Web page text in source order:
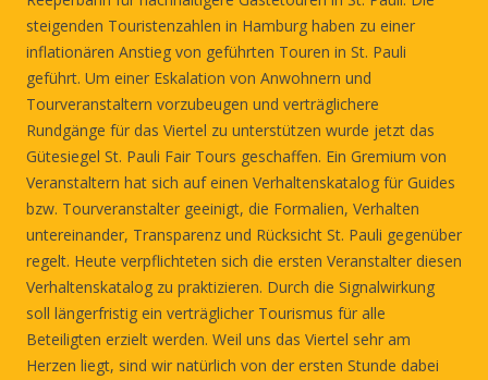
steigenden Touristenzahlen in Hamburg haben zu einer
inflationären Anstieg von geführten Touren in St. Pauli
geführt. Um einer Eskalation von Anwohnern und
Tourveranstaltern vorzubeugen und verträglichere
Rundgänge für das Viertel zu unterstützen wurde jetzt das
Gütesiegel St. Pauli Fair Tours geschaffen. Ein Gremium von
Veranstaltern hat sich auf einen Verhaltenskatalog für Guides
bzw. Tourveranstalter geeinigt, die Formalien, Verhalten
untereinander, Transparenz und Rücksicht St. Pauli gegenüber
regelt. Heute verpflichteten sich die ersten Veranstalter diesen
Verhaltenskatalog zu praktizieren. Durch die Signalwirkung
soll längerfristig ein verträglicher Tourismus für alle
Beteiligten erzielt werden. Weil uns das Viertel sehr am
Herzen liegt, sind wir natürlich von der ersten Stunde dabei